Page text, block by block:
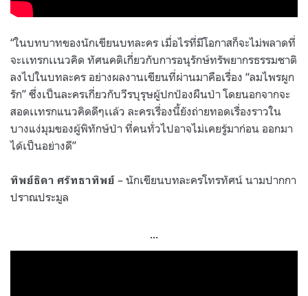
“ในบทบาทของนักเขียนบทละคร เมื่อไรที่มีโอกาสก็จะไม่พลาดที่
จะเเทรกเเนวคิด ทัศนคติเกี่ยวกับการอนุรักษ์ทรัพยากรธรรมชาติ
ลงไปในบทละคร อย่างผลงานเขียนที่ผ่านมาคือเรื่อง “ลมไพรผูก
รัก” ซึ่งเป็นละครเกี่ยวกับวีรบุรุษผู้ปกป้องผืนป่า โดยนอกจากจะ
สอดเเทรกแนวคิดดีๆเเล้ว ละครเรื่องนี้ยังถ่ายทอดเรื่องราวใน
บางแง่มุมของผู้พิทักษ์ป่า ที่คนทั่วไปอาจไม่เคยรู้มาก่อน ออกมา
ได้เป็นอย่างดี”
ทิพย์ธิดา ศรัทธาทิพย์ – นักเขียนบทละครโทรทัศน์ นามปากกา
ปราณประมูล
…